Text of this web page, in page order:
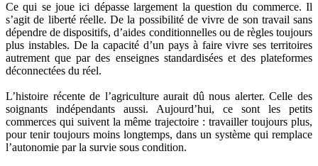
Ce qui se joue ici dépasse largement la question du commerce. Il
s’agit de liberté réelle. De la possibilité de vivre de son travail sans
dépendre de dispositifs, d’aides conditionnelles ou de règles toujours
plus instables. De la capacité d’un pays à faire vivre ses territoires
autrement que par des enseignes standardisées et des plateformes
déconnectées du réel.
L’histoire récente de l’agriculture aurait dû nous alerter. Celle des
soignants indépendants aussi. Aujourd’hui, ce sont les petits
commerces qui suivent la même trajectoire : travailler toujours plus,
pour tenir toujours moins longtemps, dans un système qui remplace
l’autonomie par la survie sous condition.